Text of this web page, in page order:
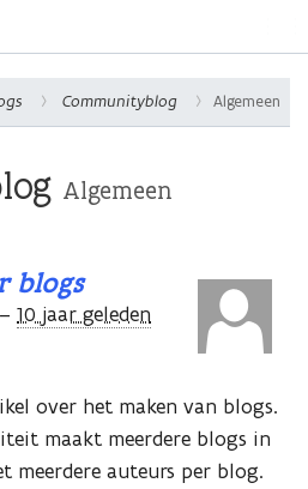
Communityblog Algemeen
Algemeen
blogs
– 10 jaar geleden
over het maken van blogs.
maakt meerdere blogs in
meerdere auteurs per blog.